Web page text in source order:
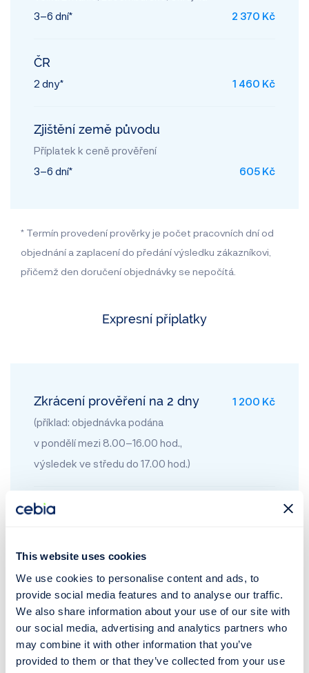
This website uses cookies
We use cookies to personalise content and ads, to
provide social media features and to analyse our traffic.
We also share information about your use of our site with
our social media, advertising and analytics partners who
may combine it with other information that you’ve
provided to them or that they’ve collected from your use
3–6 dní*
2 370 Kč
ČR
2 dny* 1 460 Kč
Zjištění země původu
Příplatek k ceně prověření
3–6 dní*
605 Kč
* Termín provedení prověrky je počet pracovních dní od
objednání a zaplacení do předání výsledku zákazníkovi,
přičemž den doručení objednávky se nepočítá.
Expresní příplatky
Zkrácení prověření na 2 dny
(příklad: objednávka podána
v pondělí mezi 8.00–16.00 hod.,
výsledek ve středu do 17.00 hod.)
1 200 Kč
Zkrácení prověření na 1 den
v pondělí mezi 8.00–12.00 hod.,
výsledek v úterý do 17.00 hod.
Zkrácení prověření na
5 hodin
(Podmínkou je nutná tel. konzultace
4 000 Kč